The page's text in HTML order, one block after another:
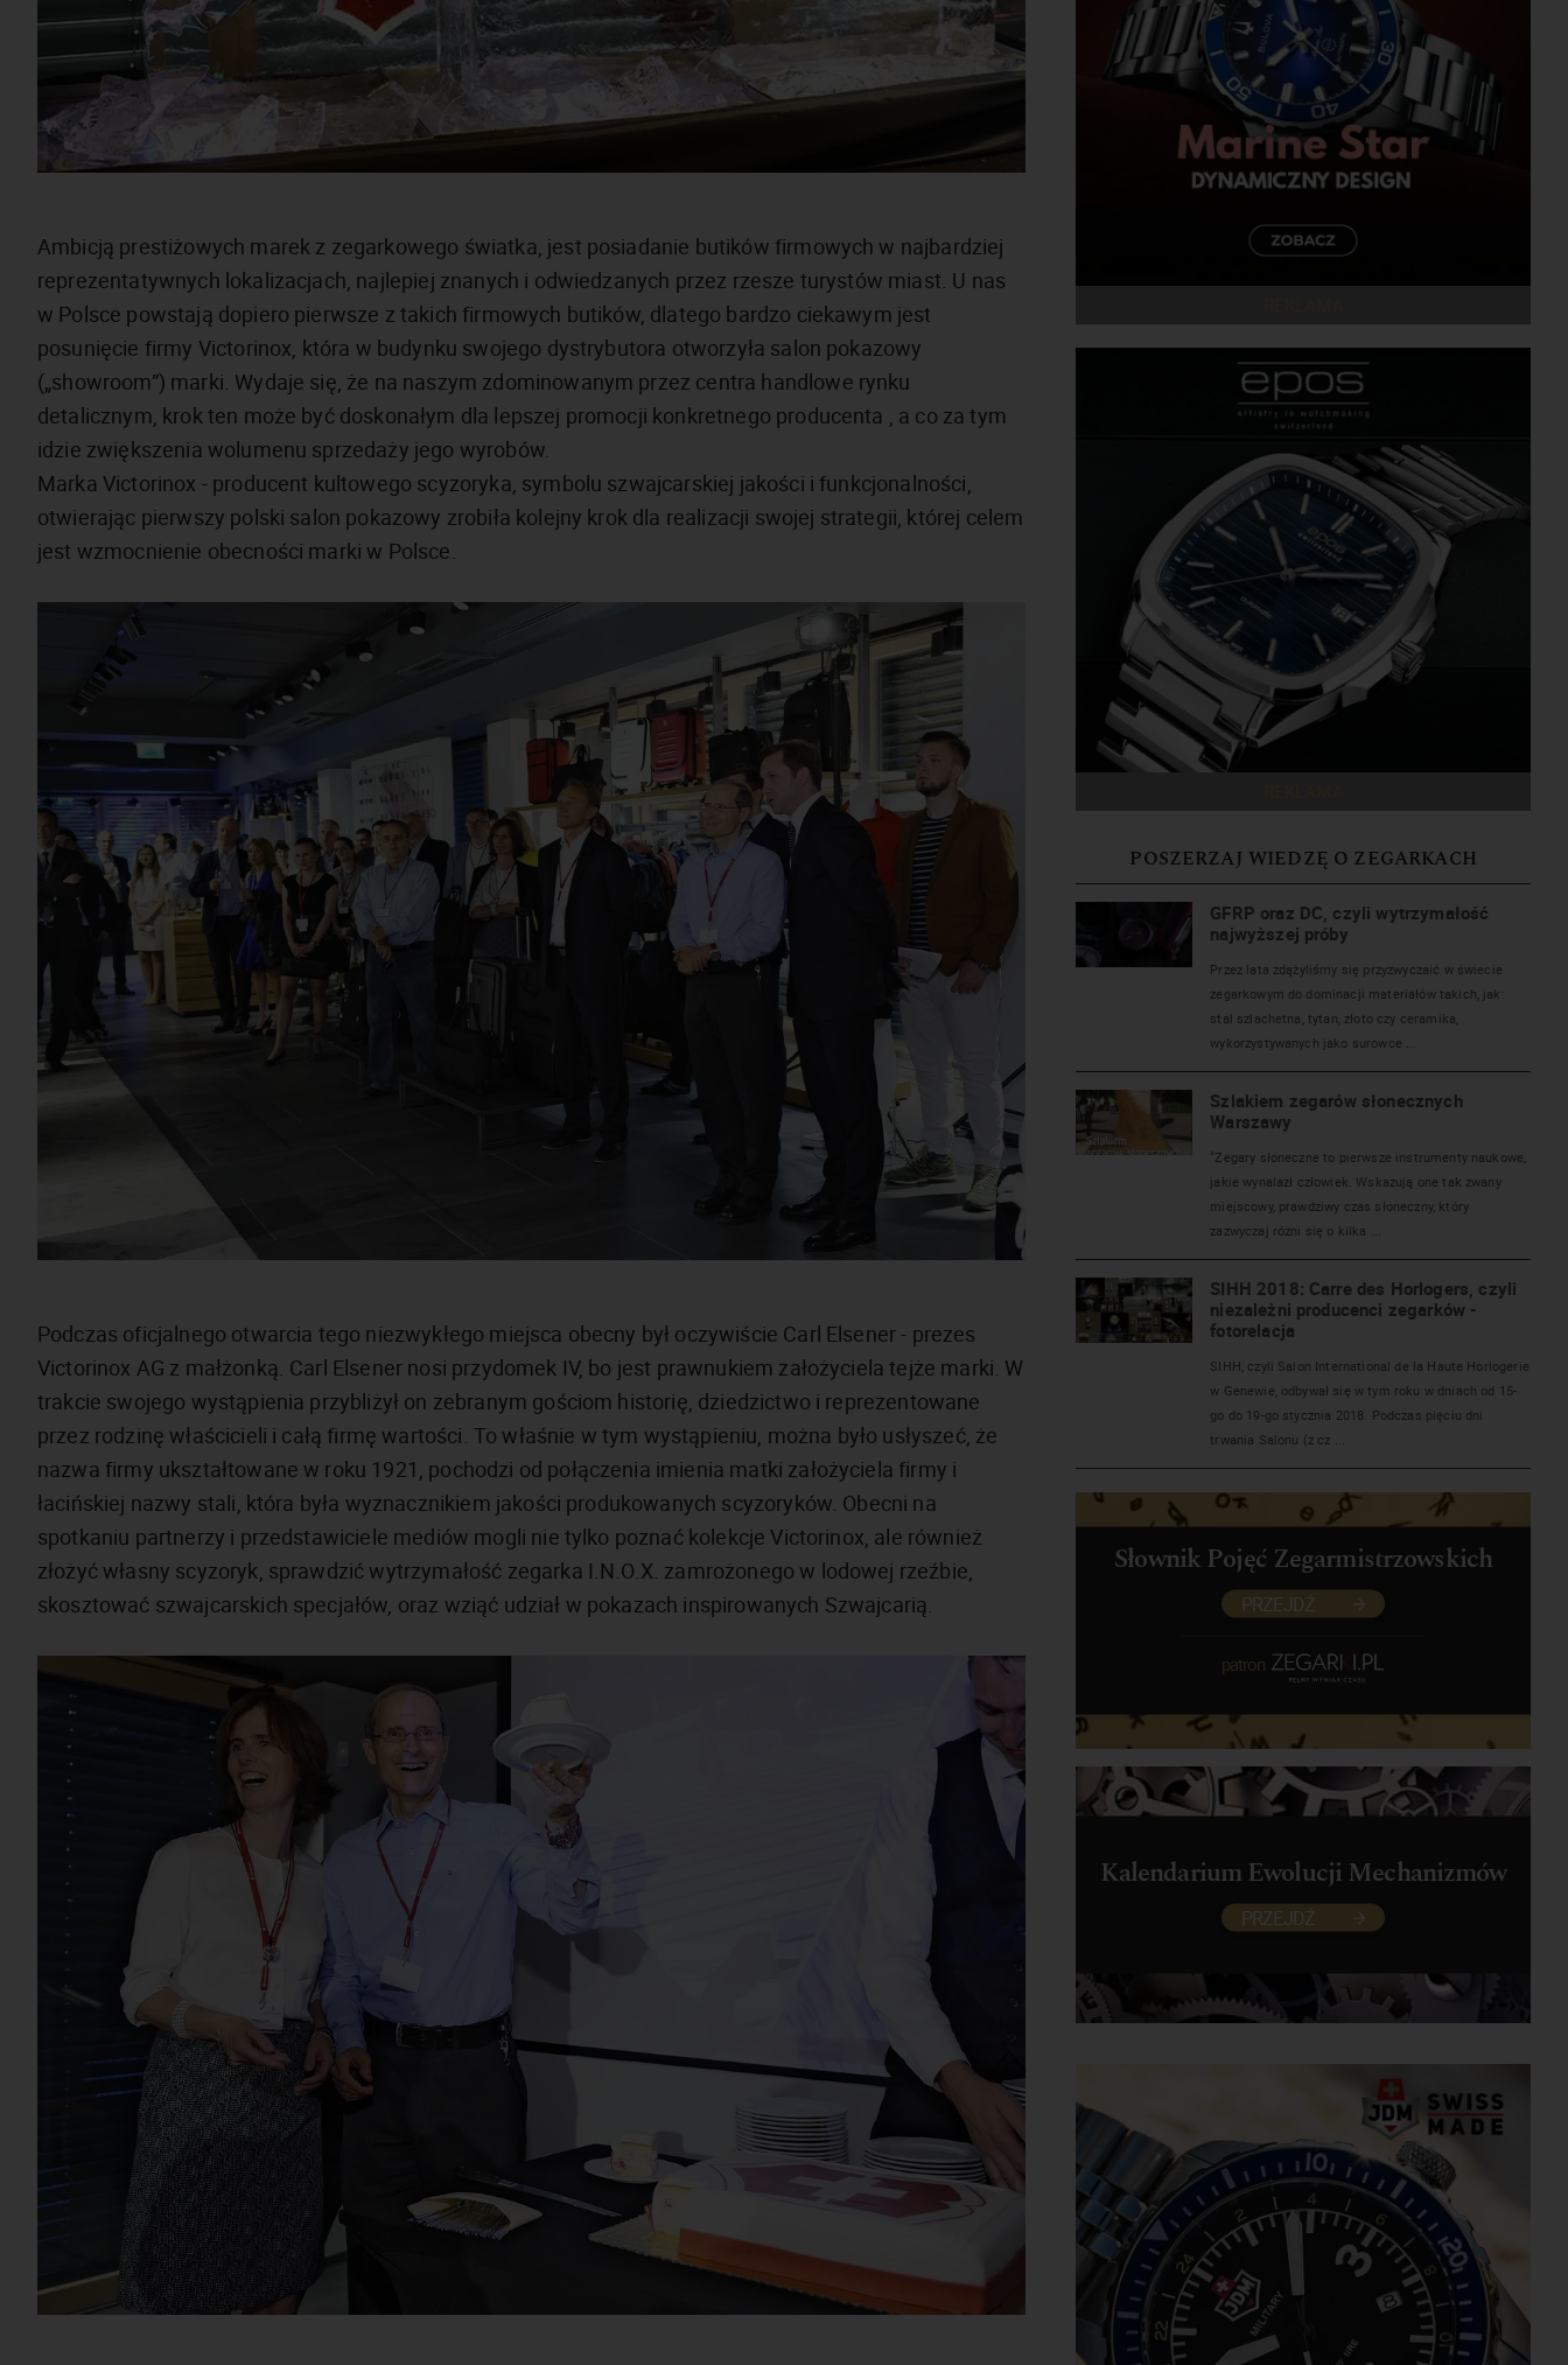
Ambicją prestiżowych marek z zegarkowego światka, jest posiadanie butików firmowych w najbardziej
reprezentatywnych lokalizacjach, najlepiej znanych i odwiedzanych przez rzesze turystów miast. U nas
w Polsce powstają dopiero pierwsze z takich firmowych butików, dlatego bardzo ciekawym jest
posunięcie firmy Victorinox, która w budynku swojego dystrybutora otworzyła salon pokazowy
(„showroom”) marki. Wydaje się, że na naszym zdominowanym przez centra handlowe rynku
detalicznym, krok ten może być doskonałym dla lepszej promocji konkretnego producenta , a co za tym
idzie zwiększenia wolumenu sprzedaży jego wyrobów.
Marka Victorinox - producent kultowego scyzoryka, symbolu szwajcarskiej jakości i funkcjonalności,
otwierając pierwszy polski salon pokazowy zrobiła kolejny krok dla realizacji swojej strategii, której celem
jest wzmocnienie obecności marki w Polsce.
Podczas oficjalnego otwarcia tego niezwykłego miejsca obecny był oczywiście Carl Elsener - prezes
Victorinox AG z małżonką. Carl Elsener nosi przydomek IV, bo jest prawnukiem założyciela tejże marki. W
trakcie swojego wystąpienia przybliżył on zebranym gościom historię, dziedzictwo i reprezentowane
przez rodzinę właścicieli i całą firmę wartości. To właśnie w tym wystąpieniu, można było usłyszeć, że
nazwa firmy ukształtowane w roku 1921, pochodzi od połączenia imienia matki założyciela firmy i
łacińskiej nazwy stali, która była wyznacznikiem jakości produkowanych scyzoryków. Obecni na
spotkaniu partnerzy i przedstawiciele mediów mogli nie tylko poznać kolekcje Victorinox, ale również
złożyć własny scyzoryk, sprawdzić wytrzymałość zegarka I.N.O.X. zamrożonego w lodowej rzeźbie,
skosztować szwajcarskich specjałów, oraz wziąć udział w pokazach inspirowanych Szwajcarią.
POSZERZAJ WIEDZĘ O ZEGARKACH
GFRP oraz DC, czyli wytrzymałość
najwyższej próby
Przez lata zdążyliśmy się przyzwyczaić w świecie
zegarkowym do dominacji materiałów takich, jak:
stal szlachetna, tytan, złoto czy ceramika,
wykorzystywanych jako surowce ...
Szlakiem zegarów słonecznych
Warszawy
"Zegary słoneczne to pierwsze instrumenty naukowe,
jakie wynalazł człowiek. Wskazują one tak zwany
miejscowy, prawdziwy czas słoneczny, który
zazwyczaj różni się o kilka ...
SIHH 2018: Carre des Horlogers, czyli
niezależni producenci zegarków -
fotorelacja
SIHH, czyli Salon International de la Haute Horlogerie
w Genewie, odbywał się w tym roku w dniach od 15-
go do 19-go stycznia 2018. Podczas pięciu dni
trwania Salonu (z cz ...
Słownik Pojęć Zegarmistrzowskich
PRZEJDŹ
patron
Kalendarium Ewolucji Mechanizmów
PRZEJDŹ